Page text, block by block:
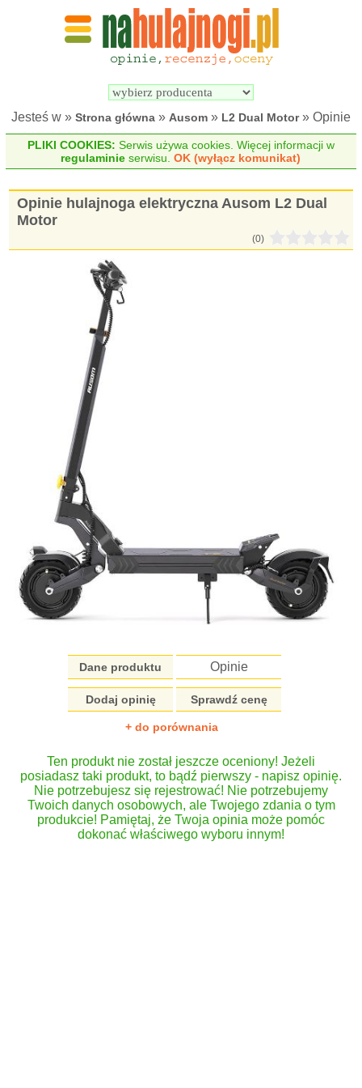
Wyszukiwarka
elektrycznych
Jesteś w » Strona główna » Ausom » L2 Dual Motor» Opinie
PLIKI COOKIES: Serwis używa cookies. Więcej informacji w
regulaminie serwisu.OK (wyłącz komunikat)
Opinie hulajnoga elektryczna Ausom L2 Dual
Motor
(0)
Dane produktu Opinie
Dodaj opinię Sprawdź cenę
+ do porównania
Ten produkt nie został jeszcze oceniony! Jeżeli
posiadasz taki produkt, to bądź pierwszy - napisz opinię.
Nie potrzebujesz się rejestrować! Nie potrzebujemy
Twoich danych osobowych, ale Twojego zdania o tym
produkcie! Pamiętaj, że Twoja opinia może pomóc
dokonać właściwego wyboru innym!